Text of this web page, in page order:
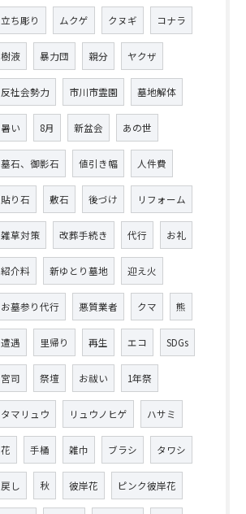
立ち彫り ムクゲ クヌギ コナラ
樹液 暴力団 親分 ヤクザ
反社会勢力 市川市霊園 墓地解体
暑い 8月 新盆会 あの世
墓石、御影石 値引き幅 人件費
貼り石 敷石 後づけ リフォーム
雑草対策 改葬手続き 代行 お礼
紹介料 新ゆとり墓地 迎え火
お墓参り代行 悪質業者 クマ 熊
遭遇 里帰り 再生 エコ SDGs
宮司 祭壇 お祓い 1年祭
タマリュウ リュウノヒゲ ハサミ
花 手桶 雑巾 ブラシ タワシ
戻し 秋 彼岸花 ピンク彼岸花